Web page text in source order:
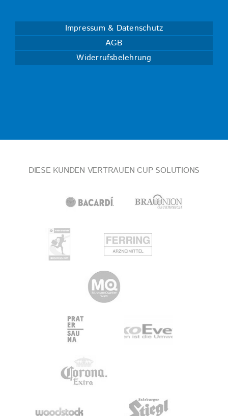
Impressum & Datenschutz
AGB
Widerrufsbelehrung
DIESE KUNDEN VERTRAUEN CUP SOLUTIONS